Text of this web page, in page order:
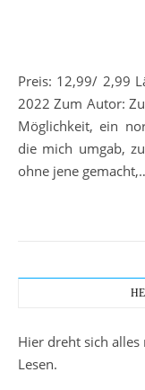
Preis: 12,99/ 2,99 Länge: 324 Seiten Erschienen: 11. März
2022 Zum Autor:
Möglichkeit, ein
die mich umgab,
ohne jene
Hier dreht sich
Lesen.